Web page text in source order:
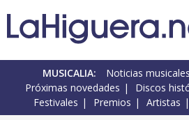
MUSICALIA: Noticias musicales
Próximas novedades
Discos
Festivales
Premios Artistas